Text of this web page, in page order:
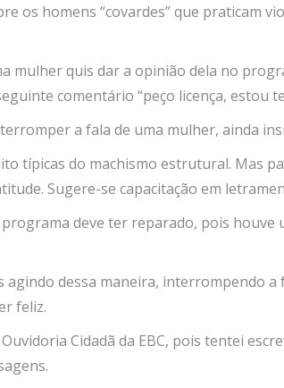
os homens “covardes” que praticam
mulher quis dar a opinião dela no
comentário “peço licença, estou
a fala de uma mulher, ainda
típicas do machismo estrutural. Mas
Sugere-se capacitação em
programa deve ter reparado, pois
agindo dessa maneira, interrompendo
feliz.
Cidadã da EBC, pois tentei